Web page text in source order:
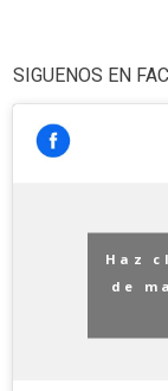
SIGUENOS EN
Haz
de